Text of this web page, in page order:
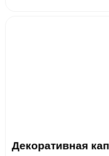
Декоративная